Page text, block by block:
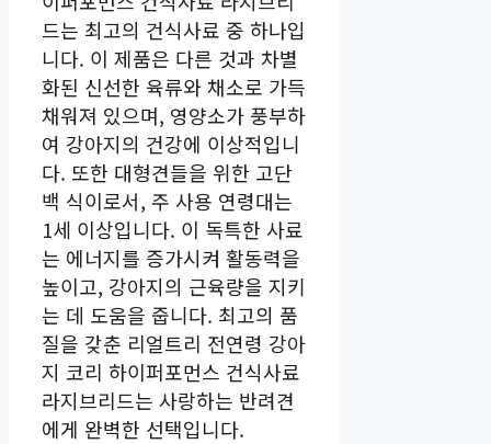
드는 최고의 건식사료 중 하나입
니다. 이 제품은 다른 것과 차별
화된 신선한 육류와 채소로 가득
채워져 있으며, 영양소가 풍부하
여 강아지의 건강에 이상적입니
다. 또한 대형견들을 위한 고단
백 식이로서, 주 사용 연령대는
1세 이상입니다. 이 독특한 사료
는 에너지를 증가시켜 활동력을
높이고, 강아지의 근육량을 지키
는 데 도움을 줍니다. 최고의 품
질을 갖춘 리얼트리 전연령 강아
지 코리 하이퍼포먼스 건식사료
라지브리드는 사랑하는 반려견
에게 완벽한 선택입니다.